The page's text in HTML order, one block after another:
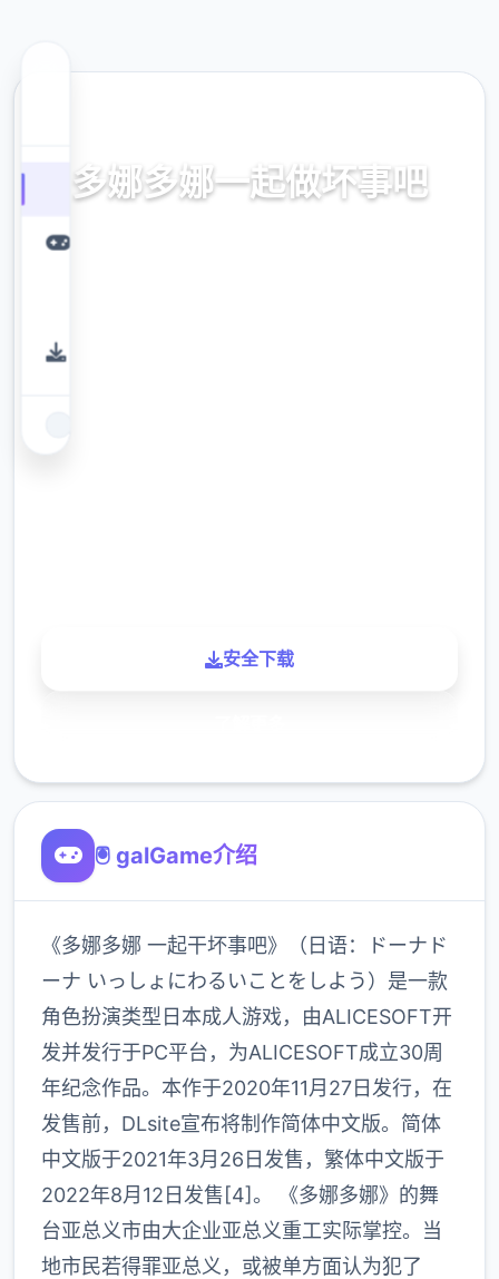
多娜多娜一起做坏事吧
官方中文，中文下载，中文入口，官网入口，
安全下载
🖲️ galGame介绍
《多娜多娜 一起干坏事吧》（日语：ドーナド
ーナ いっしょにわるいことをしよう）是一款
角色扮演类型日本成人游戏，由ALICESOFT开
发并发行于PC平台，为ALICESOFT成立30周
年纪念作品。本作于2020年11月27日发行，在
发售前，DLsite宣布将制作简体中文版。简体
中文版于2021年3月26日发售，繁体中文版于
2022年8月12日发售[4]。 《多娜多娜》的舞
台亚总义市由大企业亚总义重工实际掌控。当
地市民若得罪亚总义，或被单方面认为犯了